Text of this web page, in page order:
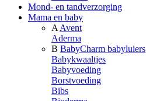
Mond- en tandverzorging
Mama en baby
A Avent
Aderma
B BabyCharm babyluiers
Babykwaaltjes
Babyvoeding
Borstvoeding
Bibs